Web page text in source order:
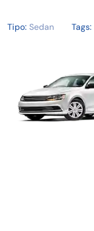
Tipo: Sedan Tags: